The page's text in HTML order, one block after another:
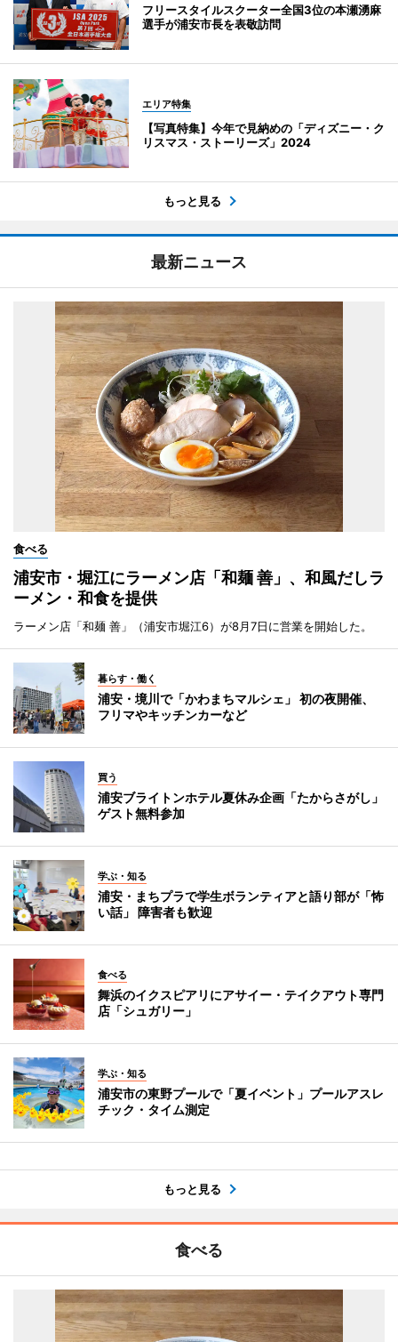
フリースタイルスクーター全国3位の本瀬湧麻
選手が浦安市長を表敬訪問
エリア特集
【写真特集】今年で見納めの「ディズニー・ク
リスマス・ストーリーズ」2024
もっと見る
最新ニュース
食べる
浦安市・堀江にラーメン店「和麺 善」、和風だしラ
ーメン・和食を提供
ラーメン店「和麺 善」（浦安市堀江6）が8月7日に営業を開始した。
暮らす・働く
浦安・境川で「かわまちマルシェ」 初の夜開催、
フリマやキッチンカーなど
買う
浦安ブライトンホテル夏休み企画「たからさがし」
ゲスト無料参加
学ぶ・知る
浦安・まちプラで学生ボランティアと語り部が「怖
い話」 障害者も歓迎
食べる
舞浜のイクスピアリにアサイー・テイクアウト専門
店「シュガリー」
学ぶ・知る
浦安市の東野プールで「夏イベント」プールアスレ
チック・タイム測定
もっと見る
食べる